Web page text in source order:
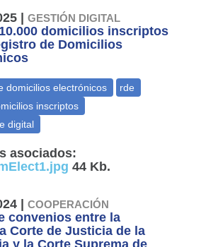
|GESTIÓN DIGITAL
domicilios inscriptos
de Domicilios
asociados:
44 Kb.
|COOPERACIÓN
convenios entre la
Corte de Justicia de la